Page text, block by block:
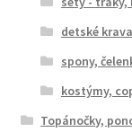
detské
spony,
kostýmy,
Topánočky,